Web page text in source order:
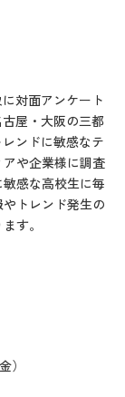
対面アンケート
屋・大阪の三都
ンドに敏感なテ
や企業様に調査
感な高校生に毎
トレンド発生の
す。
）